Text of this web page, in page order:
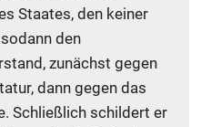
Staates, den keiner
den
zunächst gegen
dann gegen das
Schließlich schildert er